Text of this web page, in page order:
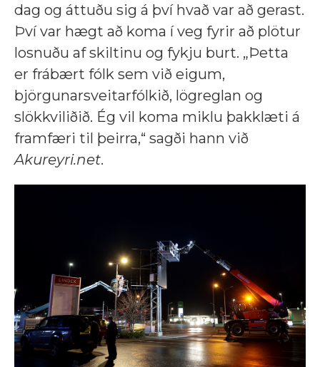
dag og áttuðu sig á því hvað var að gerast.
Því var hægt að koma í veg fyrir að plötur
losnuðu af skiltinu og fykju burt. „Þetta
er frábært fólk sem við eigum,
björgunarsveitarfólkið, lögreglan og
slökkviliðið. Ég vil koma miklu þakklæti á
framfæri til þeirra,“ sagði hann við
Akureyri.net.